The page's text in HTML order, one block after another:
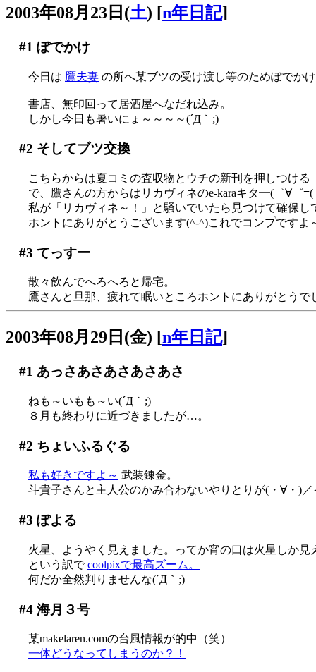
2003年08月23日(土) [n年日記]
#1 ぽでかけ
今日は 鷹夫妻 の所へ某ブツの受け渡し等のためぽでかけ
書店、無印回って居酒屋へなだれ込み。
しかし今日も暑いにょ～～～～(´Д｀;)
#2 そしてブツ交換
こちらからは夏コミの査収物とウチの新刊を押しつける
で、鷹さんの方からはリカヴィネのe-karaキタ━(゜∀゜
私が「リカヴィネ～！」と騒いでいたら見つけて確保
ホントにありがとうございます(^-^)これでコンプですよ
#3 てっすー
散々飲んでへろへろと帰宅。
鷹さんと旦那、疲れて眠いところホントにありがとうで
2003年08月29日(金) [n年日記]
#1 あっさあさあさあさあさ
ねも～いもも～い(´Д｀;)
８月も終わりに近づきましたが…。
#2 ちょいふるぐる
私も好きですよ～ 武装錬金。
斗貴子さんと主人公のかみ合わないやりとりが(・∀・)
#3 ぽよる
火星、ようやく見えました。ってか宵の口は火星しか見
という訳でcoolpixで最高ズーム。
何だか全然判りませんな(´Д｀;)
#4海月３号
某makelaren.comの台風情報が的中（笑）
一体どうなってしまうのか？！